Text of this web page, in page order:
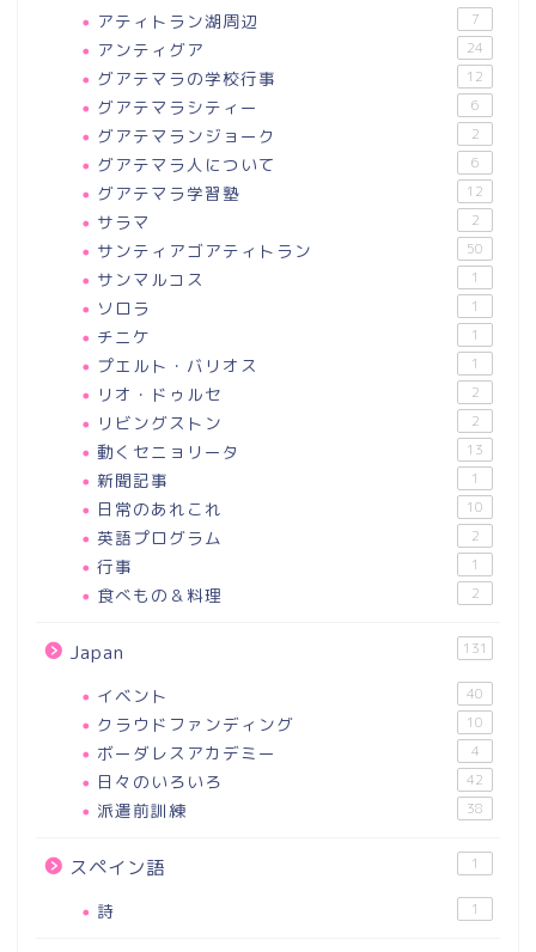
アティトラン湖周辺 7
アンティグア 24
グアテマラの学校行事 12
グアテマラシティー 6
グアテマランジョーク 2
グアテマラ人について 6
グアテマラ学習塾 12
サラマ 2
サンティアゴアティトラン 50
サンマルコス 1
ソロラ 1
チニケ 1
プエルト・バリオス 1
リオ・ドゥルセ 2
リビングストン 2
動くセニョリータ 13
新聞記事 1
日常のあれこれ 10
英語プログラム 2
行事 1
食べもの＆料理 2
Japan 131
イベント 40
クラウドファンディング 10
ボーダレスアカデミー 4
日々のいろいろ 42
派遣前訓練 38
スペイン語 1
詩 1